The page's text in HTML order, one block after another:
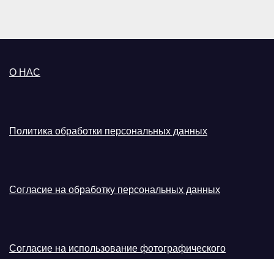
О НАС
Политика обработки персональных данных
Согласие на обработку персональных данных
Согласие на использование фотографического